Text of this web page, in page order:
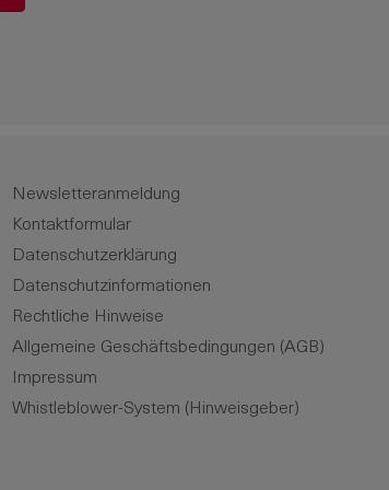
Newsletteranmeldung
Kontaktformular
Datenschutzerklärung
Datenschutzinformationen
Rechtliche Hinweise
Allgemeine Geschäftsbedingungen (AGB)
Impressum
Whistleblower-System (Hinweisgeber)